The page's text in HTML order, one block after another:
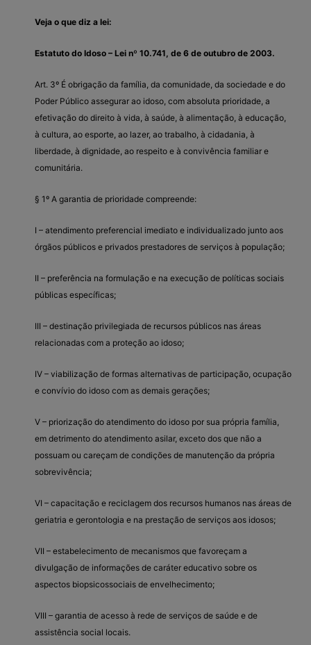
Veja o que diz a lei:
Estatuto do Idoso – Lei nº 10.741, de 6 de outubro de 2003.
Art. 3º É obrigação da família, da comunidade, da sociedade e do
Poder Público assegurar ao idoso, com absoluta prioridade, a
efetivação do direito à vida, à saúde, à alimentação, à educação,
à cultura, ao esporte, ao lazer, ao trabalho, à cidadania, à
liberdade, à dignidade, ao respeito e à convivência familiar e
comunitária.
§ 1º A garantia de prioridade compreende:
I – atendimento preferencial imediato e individualizado junto aos
órgãos públicos e privados prestadores de serviços à população;
II – preferência na formulação e na execução de políticas sociais
públicas específicas;
III – destinação privilegiada de recursos públicos nas áreas
relacionadas com a proteção ao idoso;
IV – viabilização de formas alternativas de participação, ocupação
e convívio do idoso com as demais gerações;
V – priorização do atendimento do idoso por sua própria família,
em detrimento do atendimento asilar, exceto dos que não a
possuam ou careçam de condições de manutenção da própria
sobrevivência;
VI – capacitação e reciclagem dos recursos humanos nas áreas de
geriatria e gerontologia e na prestação de serviços aos idosos;
VII – estabelecimento de mecanismos que favoreçam a
divulgação de informações de caráter educativo sobre os
aspectos biopsicossociais de envelhecimento;
VIII – garantia de acesso à rede de serviços de saúde e de
assistência social locais.